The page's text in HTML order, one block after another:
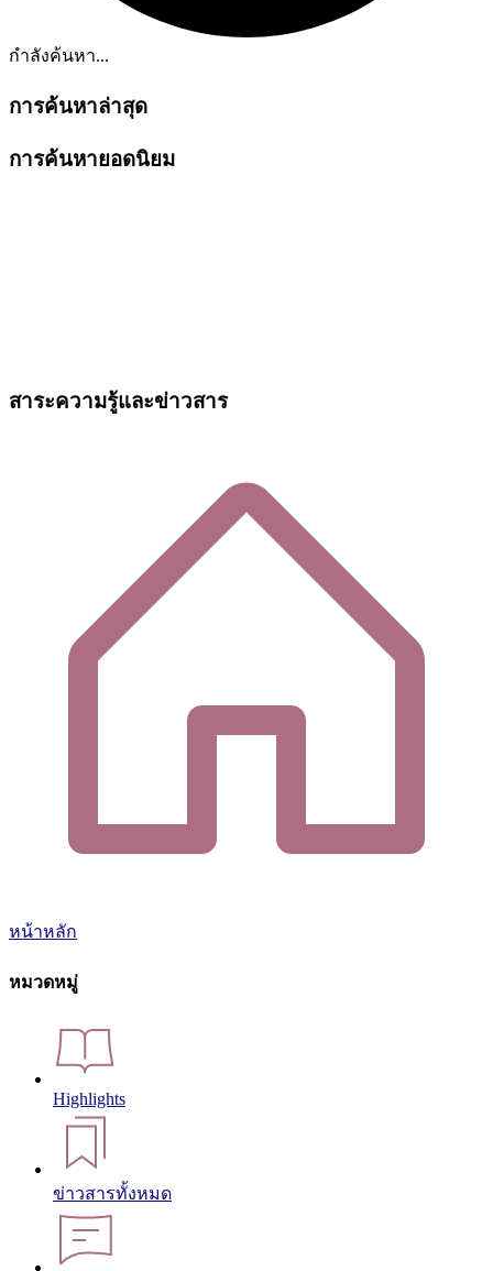
กำลังค้นหา...
การค้นหาล่าสุด
การค้นหายอดนิยม
สาระความรู้และข่าวสาร
หน้าหลัก
หมวดหมู่
Highlights
ข่าวสารทั้งหมด